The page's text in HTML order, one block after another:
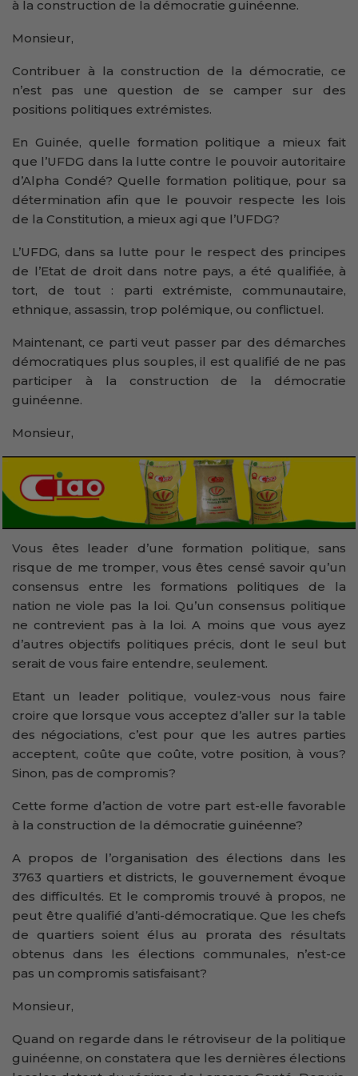
à la construction de la démocratie guinéenne.
Monsieur,
Contribuer à la construction de la démocratie, ce
n’est pas une question de se camper sur des
positions politiques extrémistes.
En Guinée, quelle formation politique a mieux fait
que l’UFDG dans la lutte contre le pouvoir autoritaire
d’Alpha Condé? Quelle formation politique, pour sa
détermination afin que le pouvoir respecte les lois
de la Constitution, a mieux agi que l’UFDG?
L’UFDG, dans sa lutte pour le respect des principes
de l’Etat de droit dans notre pays, a été qualifiée, à
tort, de tout : parti extrémiste, communautaire,
ethnique, assassin, trop polémique, ou conflictuel.
Maintenant, ce parti veut passer par des démarches
démocratiques plus souples, il est qualifié de ne pas
participer à la construction de la démocratie
guinéenne.
Monsieur,
Vous êtes leader d’une formation politique, sans
risque de me tromper, vous êtes censé savoir qu’un
consensus entre les formations politiques de la
nation ne viole pas la loi. Qu’un consensus politique
ne contrevient pas à la loi. A moins que vous ayez
d’autres objectifs politiques précis, dont le seul but
serait de vous faire entendre, seulement.
Etant un leader politique, voulez-vous nous faire
croire que lorsque vous acceptez d’aller sur la table
des négociations, c’est pour que les autres parties
acceptent, coûte que coûte, votre position, à vous?
Sinon, pas de compromis?
Cette forme d’action de votre part est-elle favorable
à la construction de la démocratie guinéenne?
A propos de l’organisation des élections dans les
3763 quartiers et districts, le gouvernement évoque
des difficultés. Et le compromis trouvé à propos, ne
peut être qualifié d’anti-démocratique. Que les chefs
de quartiers soient élus au prorata des résultats
obtenus dans les élections communales, n’est-ce
pas un compromis satisfaisant?
Monsieur,
Quand on regarde dans le rétroviseur de la politique
guinéenne, on constatera que les dernières élections